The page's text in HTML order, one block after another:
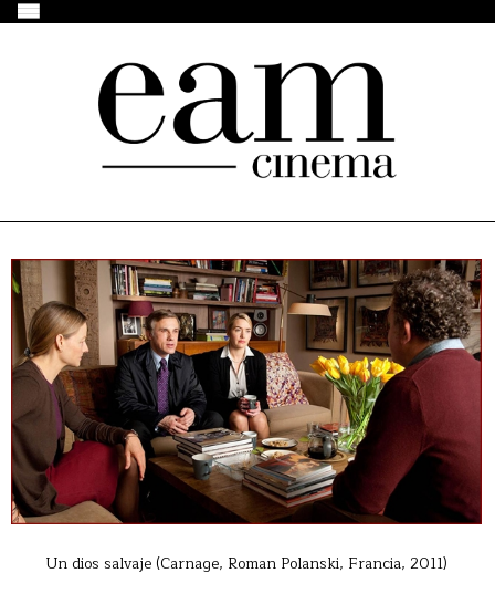
Un dios salvaje (Carnage, Roman Polanski, Francia, 2011)